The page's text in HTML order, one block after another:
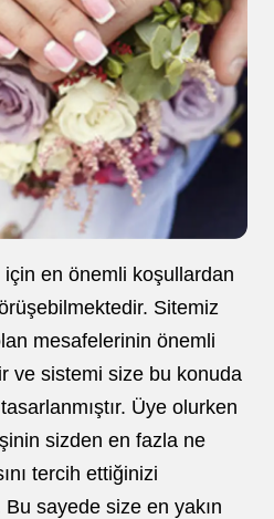
en önemli koşullardan
Sitemiz
mesafelerinin önemli
ve sistemi size bu konuda
Üye olurken
sizden en fazla ne
tercih ettiğinizi
sayede size en yakın